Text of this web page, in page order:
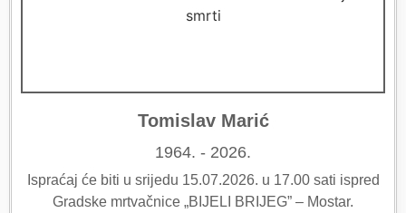
Tomislav Marić
1964. - 2026.
Ispraćaj će biti u srijedu 15.07.2026. u 17.00 sati ispred
Gradske mrtvačnice „BIJELI BRIJEG” – Mostar.